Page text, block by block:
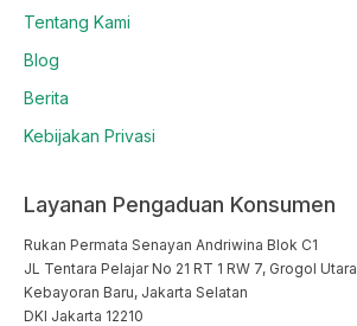
Tentang Kami
Blog
Berita
Kebijakan Privasi
Layanan Pengaduan Konsumen
Rukan Permata Senayan Andriwina Blok C1
JL Tentara Pelajar No 21 RT 1 RW 7, Grogol Utara
Kebayoran Baru, Jakarta Selatan
DKI Jakarta 12210